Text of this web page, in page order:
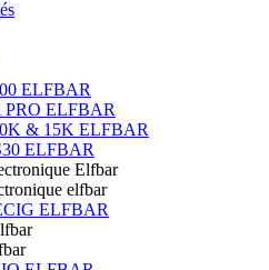
ELFBAR
PRO ELFBAR
& 15K ELFBAR
ELFBAR
Elfbar
elfbar
ELFBAR